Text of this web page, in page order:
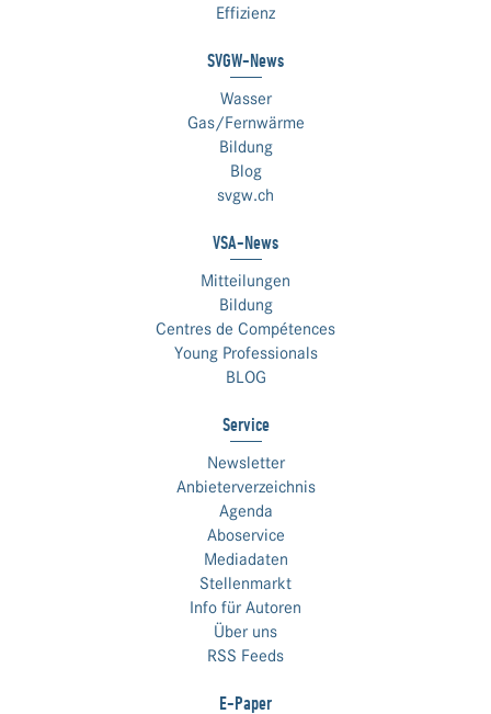
Effizienz
SVGW-News
Wasser
Gas/Fernwärme
Bildung
Blog
svgw.ch
VSA-News
Mitteilungen
Bildung
Centres de Compétences
Young Professionals
BLOG
Service
Newsletter
Anbieterverzeichnis
Agenda
Aboservice
Mediadaten
Stellenmarkt
Info für Autoren
Über uns
RSS Feeds
E-Paper